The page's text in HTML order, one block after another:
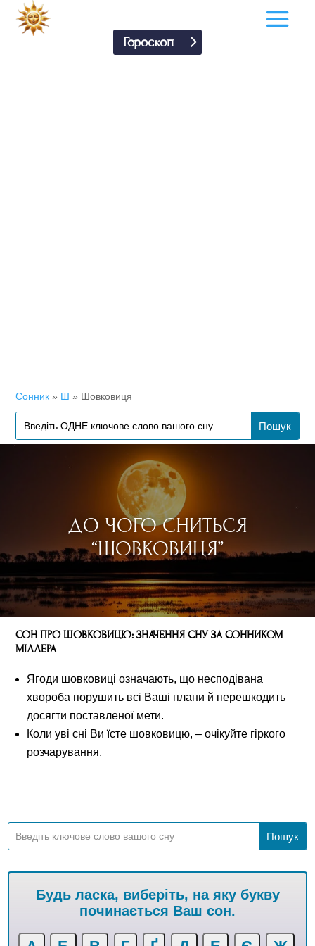
Гороскоп
Сонник » Ш » Шовковиця
ДО ЧОГО СНИТЬСЯ
“ШОВКОВИЦЯ”
СОН ПРО ШОВКОВИЦЮ: ЗНАЧЕННЯ СНУ ЗА СОННИКОМ
МІЛЛЕРА
Ягоди шовковиці означають, що несподівана
хвороба порушить всі Ваші плани й перешкодить
досягти поставленої мети.
Коли уві сні Ви їсте шовковицю, – очікуйте гіркого
розчарування.
Будь ласка, виберіть, на яку букву
починається Ваш сон.